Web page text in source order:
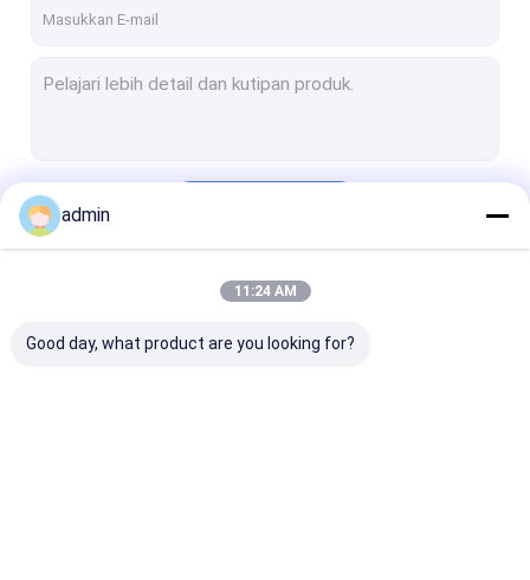
Ferro silikon Terak
silikon mangan
admin
11:24 AM
Good day, what product are you looking for?